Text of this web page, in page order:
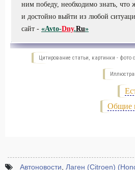
ним победу, необходимо знать, что
и достойно выйти из любой
сайт - «Avto-Dny.Ru»
Цитирование статьи, картинки - фото
Общие
Автоновости Лаген (Citroen)